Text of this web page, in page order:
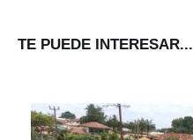
TE PUEDE INTERESAR...